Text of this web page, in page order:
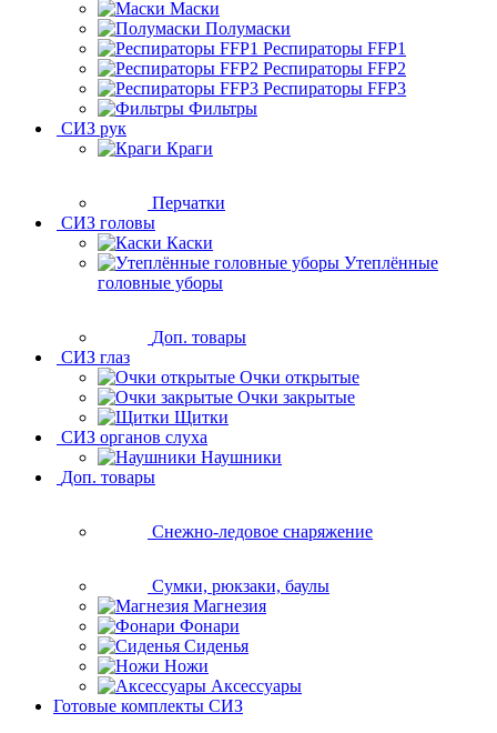
Маски
Полумаски
Респираторы FFP1
Респираторы FFP2
Респираторы FFP3
Фильтры
СИЗ рук
Краги
Перчатки
СИЗ головы
Каски
Утеплённые
головные уборы
Доп. товары
СИЗ глаз
Очки открытые
Очки закрытые
Щитки
СИЗ органов слуха
Наушники
Доп. товары
Снежно-ледовое снаряжение
Сумки, рюкзаки, баулы
Магнезия
Фонари
Сиденья
Ножи
Аксессуары
Готовые комплекты СИЗ